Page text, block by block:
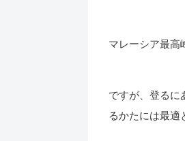
マレーシア最高
ですが、登るに
るかたには最適